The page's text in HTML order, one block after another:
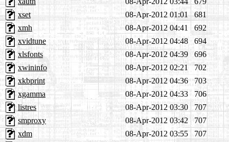
xset
08-Apr-2012 01:01
681
xmh
08-Apr-2012 04:41
692
xvidtune
08-Apr-2012 04:48
694
xlsfonts
08-Apr-2012 04:39
696
xwininfo
08-Apr-2012 02:21
702
xkbprint
08-Apr-2012 04:36
703
xgamma
08-Apr-2012 04:33
706
listres
08-Apr-2012 03:30
707
smproxy
08-Apr-2012 03:42
707
xdm
08-Apr-2012 03:55
707